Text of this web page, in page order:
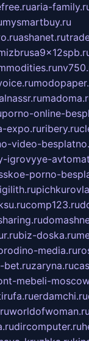
aria-
mysmartbuy.ru
ashanet.ru
porno-online-
expo.ruribery.ru
video-
igrovyye-
porno-
comp123.ru
biz-doska.ru
media.ru
bet.ruzaryna.ru
mebeli-
erdamchi.ru
worldofwoman.ru
dircomputer.ru